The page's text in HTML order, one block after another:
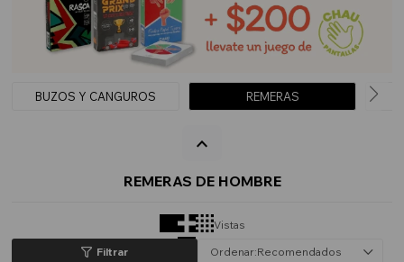
BUZOS Y CANGUROS REMERAS
REMERAS DE HOMBRE
Vistas
Recomendados